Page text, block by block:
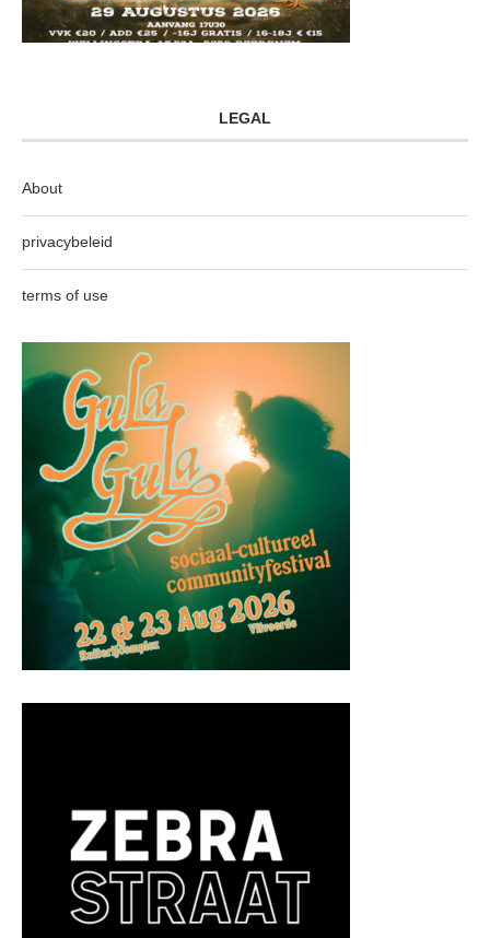
LEGAL
About
privacybeleid
terms of use